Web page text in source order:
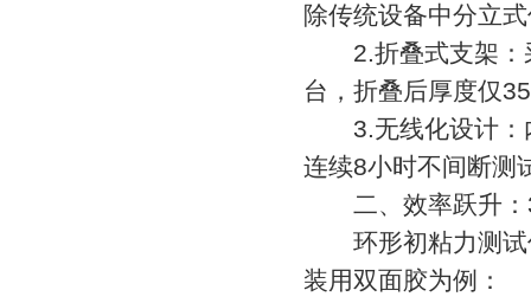
除传统设备中分立
2.折叠式支架：
台，折叠后厚度仅
3.无线化设计：内
连续8小时不间断测
二、效率跃升：
环形初粘力测试
装用双面胶为例：